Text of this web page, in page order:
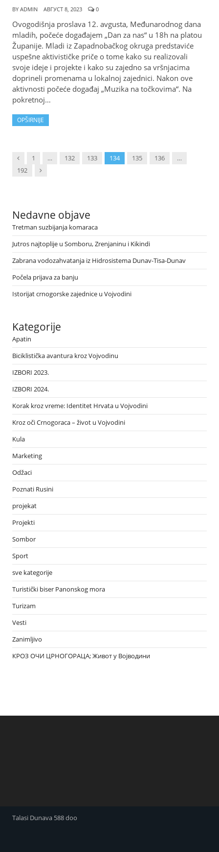
BY ADMIN АВГУСТ 8, 2023 0
Ovogodišnja proslava 12. avgusta, Međunarodnog dana
mladih, počeće događajem „Dan za nas“ u 18h na platou
Županije. Mladi iz Zapadnobačkog okruga predstaviće
uspešne aktivističke priče o tome kako su realizovali
svoje ideje i projekte i kako su zajedno sa vršnjacima
doprineli promenama u lokalnoj zajednici. Nakon ove
aktivnosti počeće događaj „Muzika na točkovima“. Na
pokretnoj…
OPŠIRNIJE
Previous
1 … 132 133 134 135 136
…
192
Next
Nedavne objave
Tretman suzbijanja komaraca
Jutros najtoplije u Somboru, Zrenjaninu i Kikindi
Zabrana vodozahvatanja iz Hidrosistema Dunav-Tisa-Dunav
Počela prijava za banju
Istorijat crnogorske zajednice u Vojvodini
Kategorije
Apatin
Biciklistička avantura kroz Vojvodinu
IZBORI 2023.
IZBORI 2024.
Korak kroz vreme: Identitet Hrvata u Vojvodini
Kroz oči Crnogoraca – život u Vojvodini
Kula
Marketing
Odžaci
Poznati Rusini
projekat
Projekti
Sombor
Sport
sve kategorije
Turistički biser Panonskog mora
Turizam
Vesti
Zanimljivo
КРОЗ ОЧИ ЦРНОГОРАЦА; Живот у Војводини
Talasi Dunava 588 doo